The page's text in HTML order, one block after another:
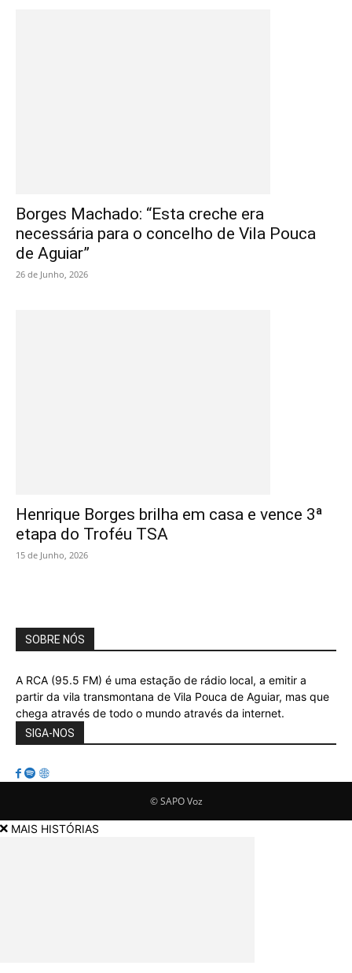
Borges Machado: “Esta creche era
necessária para o concelho de Vila Pouca
de Aguiar”
26 de Junho, 2026
Henrique Borges brilha em casa e vence 3ª
etapa do Troféu TSA
15 de Junho, 2026
SOBRE NÓS
A RCA (95.5 FM) é uma estação de rádio local, a emitir a
partir da vila transmontana de Vila Pouca de Aguiar, mas que
chega através de todo o mundo através da internet.
SIGA-NOS
© SAPO Voz
MAIS HISTÓRIAS